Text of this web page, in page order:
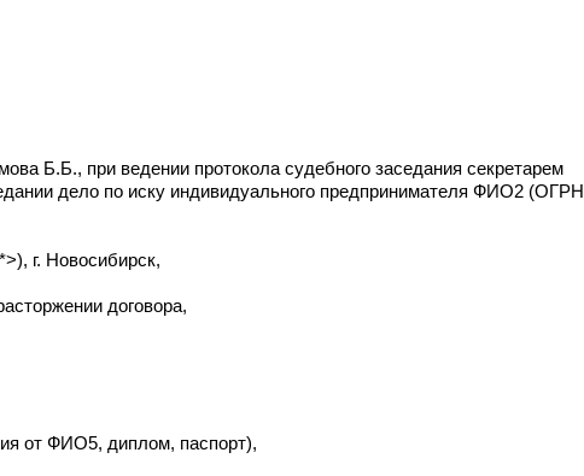
Б.Б., при ведении протокола судебного заседания секретарем
дело по иску индивидуального предпринимателя ФИО2 (ОГРН
г. Новосибирск,
договора,
от ФИО5, диплом, паспорт),